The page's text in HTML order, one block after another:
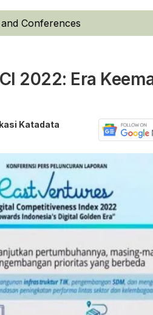
Conferences
2022: Era
Katadata